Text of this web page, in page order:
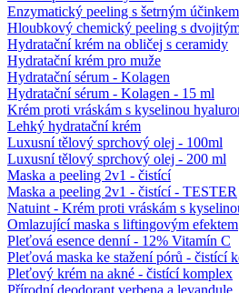
Enzymatický peeling s šetrným účinkem
Hloubkový chemický peeling s
Hydratační krém na obličej s ceramidy
Hydratační krém pro muže
Hydratační sérum - Kolagen
Hydratační sérum - Kolagen - 15 ml
Krém proti vráskám s kyselinou
Lehký hydratační krém
Luxusní tělový sprchový olej - 100ml
Luxusní tělový sprchový olej - 200 ml
Maska a peeling 2v1 - čistící
Maska a peeling 2v1 - čistící - TESTER
Natuint - Krém proti vráskám s
Omlazující maska ​​s liftingovým efektem
Pleťová esence denní - 12% Vitamín C
Pleťová maska ​​ke stažení pórů - čistící
Pleťový krém na akné - čistící komplex
Přírodní deodorant verbena a levandule